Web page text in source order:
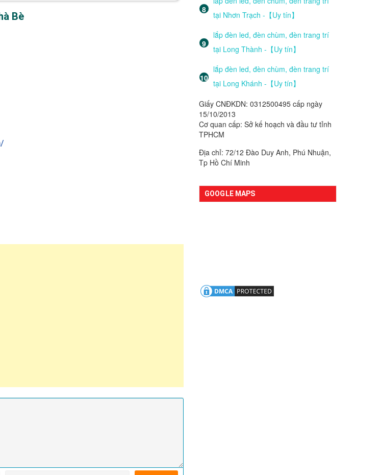
Bè
tại Nhơn Trạch -【Uy tín】
lắp đèn led, đèn chùm, đèn trang trí
tại Long Thành -【Uy tín】
lắp đèn led, đèn chùm, đèn trang trí
tại Long Khánh -【Uy tín】
Giấy CNĐKDN: 0312500495 cấp ngày
15/10/2013
Cơ quan cấp: Sở kế hoạch và đầu tư tỉnh
TPHCM
Địa chỉ: 72/12 Đào Duy Anh, Phú Nhuận,
Tp Hồ Chí Minh
GOOGLE MAPS